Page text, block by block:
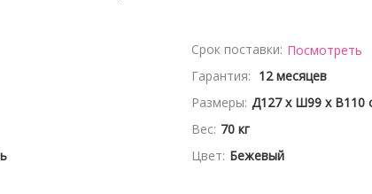
Срок поставки: Посмотреть
Гарантия: 12 месяцев
Размеры: Д127 x Ш99 x В110
Вес: 70 кг
Цвет: Бежевый